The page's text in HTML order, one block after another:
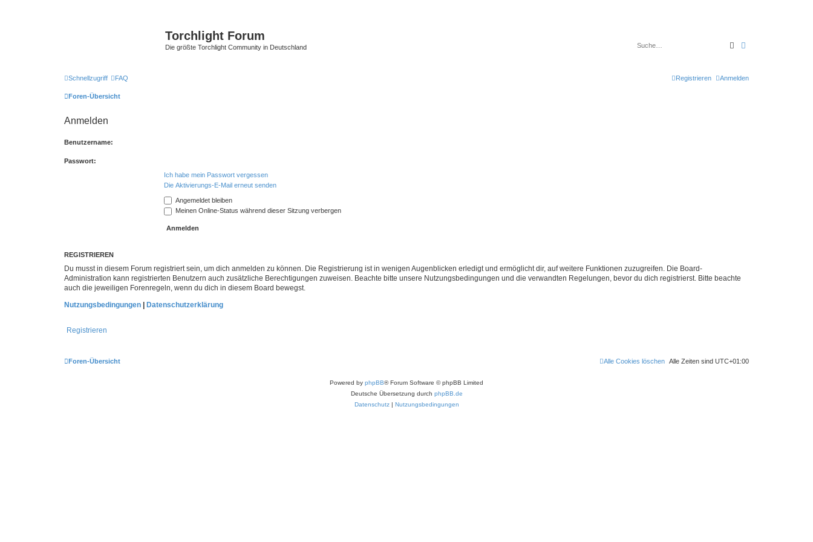
Torchlight Forum
Die größte Torchlight Community in Deutschland Suche
Schnellzugriff FAQ Anmelden
Registrieren
Foren-Übersicht
Anmelden
Benutzername:
Passwort:
Ich habe mein Passwort vergessen
Die Aktivierungs-E-Mail erneut senden
Angemeldet bleiben
Meinen Online-Status während dieser Sitzung verbergen
REGISTRIEREN
Du musst in diesem Forum registriert sein, um dich anmelden zu können. Die Registrierung ist in wenigen Augenblicken erledigt und ermöglicht dir, auf weitere Funktionen zuzugreifen. Die Board-
Administration kann registrierten Benutzern auch zusätzliche Berechtigungen zuweisen. Beachte bitte unsere Nutzungsbedingungen und die verwandten Regelungen, bevor du dich registrierst. Bitte beachte
auch die jeweiligen Forenregeln, wenn du dich in diesem Board bewegst.
Nutzungsbedingungen
Datenschutzerklärung
Registrieren
Foren-Übersicht Alle Zeiten sind UTC+01:00
Alle Cookies löschen
Powered by phpBB® Forum Software © phpBB Limited
Deutsche Übersetzung durch phpBB.de
Datenschutz| Nutzungsbedingungen